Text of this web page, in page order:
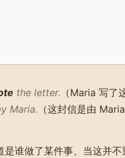
the letter. （Maria 写了
Maria. （这封信是由
谁做了某件事、当这并不